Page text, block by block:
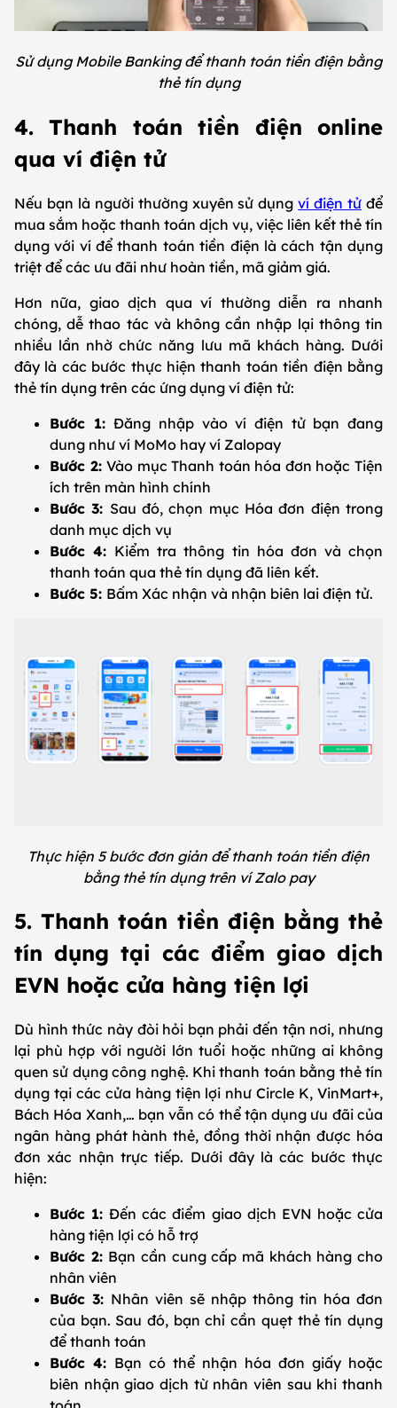
Sử dụng Mobile Banking để thanh toán tiền điện bằng
thẻ tín dụng
4. Thanh toán tiền điện online
qua ví điện tử
Nếu bạn là người thường xuyên sử dụngví điện tử để
mua sắm hoặc thanh toán dịch vụ, việc liên kết thẻ tín
dụng với ví để thanh toán tiền điện là cách tận dụng
triệt để các ưu đãi như hoàn tiền, mã giảm giá.
Hơn nữa, giao dịch qua ví thường diễn ra nhanh
chóng, dễ thao tác và không cần nhập lại thông tin
nhiều lần nhờ chức năng lưu mã khách hàng. Dưới
đây là các bước thực hiện thanh toán tiền điện bằng
thẻ tín dụng trên các ứng dụng ví điện tử:
Bước 1:Đăng nhập vào ví điện tử bạn đang
dung như ví MoMo hay ví Zalopay
Bước 2:Vào mục Thanh toán hóa đơn hoặc Tiện
ích trên màn hình chính
Bước 3: Sau đó, chọn mục Hóa đơn điện trong
danh mục dịch vụ
Bước 4: Kiểm tra thông tin hóa đơn và chọn
thanh toán qua thẻ tín dụng đã liên kết.
Bước 5: Bấm Xác nhận và nhận biên lai điện tử.
Thực hiện 5 bước đơn giản để thanh toán tiền điện
bằng thẻ tín dụng trên ví Zalo pay
5. Thanh toán tiền điện bằng thẻ
tín dụng tại các điểm giao dịch
EVN hoặc cửa hàng tiện lợi
Dù hình thức này đòi hỏi bạn phải đến tận nơi, nhưng
lại phù hợp với người lớn tuổi hoặc những ai không
quen sử dụng công nghệ. Khi thanh toán bằng thẻ tín
dụng tại các cửa hàng tiện lợi như Circle K, VinMart+,
Bách Hóa Xanh,… bạn vẫn có thể tận dụng ưu đãi của
ngân hàng phát hành thẻ, đồng thời nhận được hóa
đơn xác nhận trực tiếp. Dưới đây là các bước thực
hiện:
Bước 1:Đến các điểm giao dịch EVN hoặc cửa
hàng tiện lợi có hỗ trợ
Bước 2: Bạn cần cung cấp mã khách hàng cho
nhân viên
Bước 3: Nhân viên sẽ nhập thông tin hóa đơn
của bạn. Sau đó, bạn chỉ cần quẹt thẻ tín dụng
để thanh toán
Bước 4: Bạn có thể nhận hóa đơn giấy hoặc
biên nhận giao dịch từ nhân viên sau khi thanh